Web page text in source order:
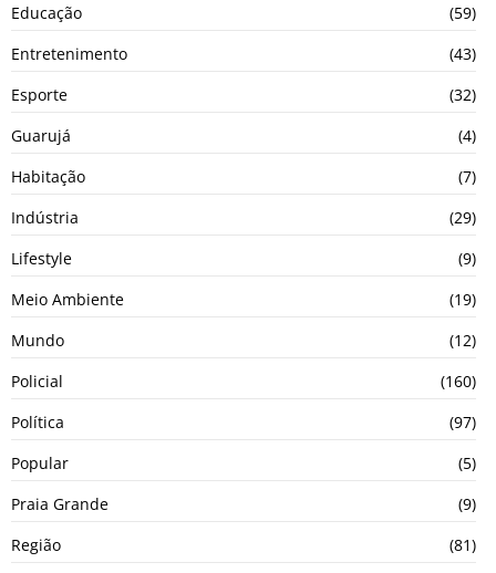
Educação
(59)
Entretenimento
(43)
Esporte
(32)
Guarujá
(4)
Habitação
(7)
Indústria
(29)
Lifestyle
(9)
Meio Ambiente
(19)
Mundo
(12)
Policial
(160)
Política
(97)
Popular
(5)
Praia Grande
(9)
Região
(81)